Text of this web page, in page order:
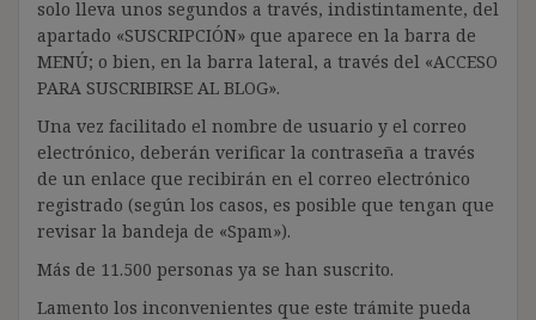
solo lleva unos segundos a través, indistintamente, del
apartado «SUSCRIPCIÓN» que aparece en la barra de
MENÚ; o bien, en la barra lateral, a través del «ACCESO
PARA SUSCRIBIRSE AL BLOG».
Una vez facilitado el nombre de usuario y el correo
electrónico, deberán verificar la contraseña a través
de un enlace que recibirán en el correo electrónico
registrado (según los casos, es posible que tengan que
revisar la bandeja de «Spam»).
Más de 11.500 personas ya se han suscrito.
Lamento los inconvenientes que este trámite pueda